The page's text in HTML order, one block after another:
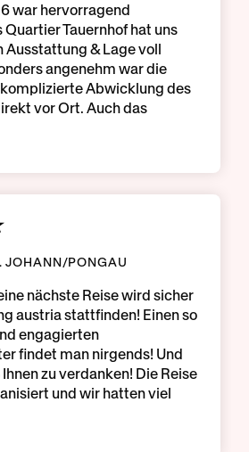
war hervorragend
Tauernhof hat uns
Ausstattung & Lage voll
angenehm war die
Abwicklung des
vor Ort. Auch das
JOHANN/PONGAU
nächste Reise wird sicher
austria stattfinden! Einen so
engagierten
findet man nirgends! Und
zu verdanken! Die Reise
und wir hatten viel